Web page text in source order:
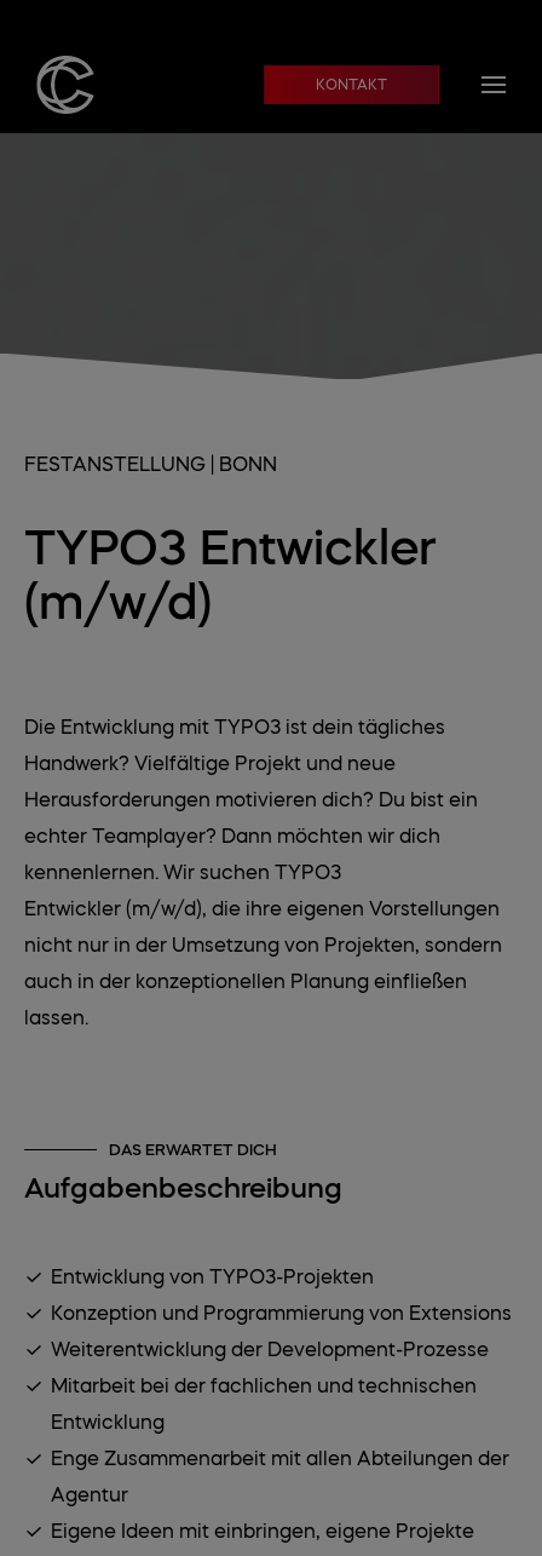
KONTAKT
FESTANSTELLUNG | BONN
TYPO3 Entwickler
(m/w/d)
Die Entwicklung mit TYPO3 ist dein tägliches
Handwerk? Vielfältige Projekt und neue
Herausforderungen motivieren dich? Du bist ein
echter Teamplayer? Dann möchten wir dich
kennenlernen. Wir suchen TYPO3
Entwickler (m/w/d), die ihre eigenen Vorstellungen
nicht nur in der Umsetzung von Projekten, sondern
auch in der konzeptionellen Planung einfließen
lassen.
DAS ERWARTET DICH
Aufgabenbeschreibung
Entwicklung von TYPO3-Projekten
Konzeption und Programmierung von Extensions
Weiterentwicklung der Development-Prozesse
Mitarbeit bei der fachlichen und technischen
Entwicklung
Enge Zusammenarbeit mit allen Abteilungen der
Agentur
Eigene Ideen mit einbringen, eigene Projekte